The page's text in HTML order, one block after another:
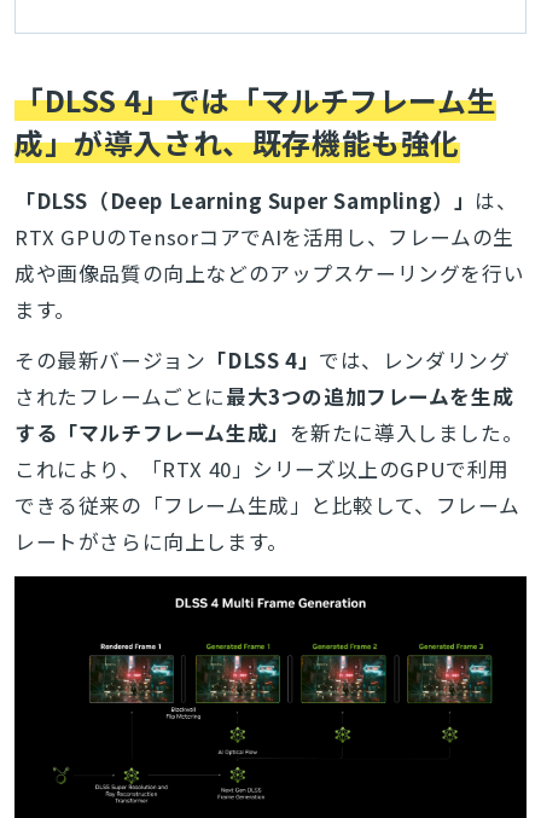
X 5080」「RTX 509
1/30から順次発売
「DLSS 4」では「マルチフレーム生
成」が導入され、既存機能も強化
「DLSS（Deep Learning Super Sampling）」 は、
RTX GPUのTensorコアでAIを活用し、フレームの生
成や画像品質の向上などのアップスケーリングを行い
ます。
その最新バージョン 「DLSS 4」 では、レンダリング
されたフレームごとに最大3つの追加フレームを生成
する「マルチフレーム生成」 を新たに導入しました。
これにより、「RTX 40」シリーズ以上のGPUで利用
できる従来の「フレーム生成」と比較して、フレーム
レートがさらに向上します。